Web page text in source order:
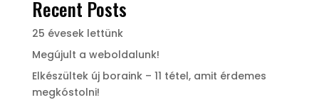
Recent Posts
25 évesek lettünk
Megújult a weboldalunk!
Elkészültek új boraink – 11 tétel, amit érdemes
megkóstolni!